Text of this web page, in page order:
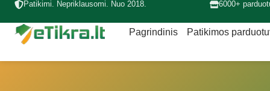
Patikimi. Nepriklausomi. Nuo 2018. 6000+
Pagrindinis Patikimos